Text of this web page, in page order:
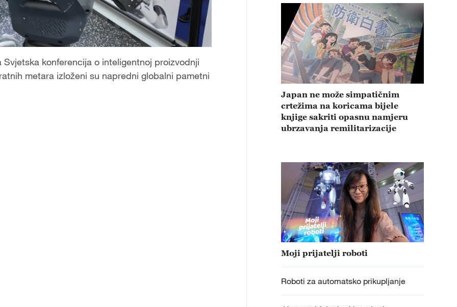
konferencija o inteligentnoj proizvodnji
metara izloženi su napredni globalni pametni
Japan ne može simpatičnim
crtežima na koricama bijele
knjige sakriti opasnu namjeru
ubrzavanja remilitarizacije
Moji prijatelji roboti
Roboti za automatsko prikupljanje